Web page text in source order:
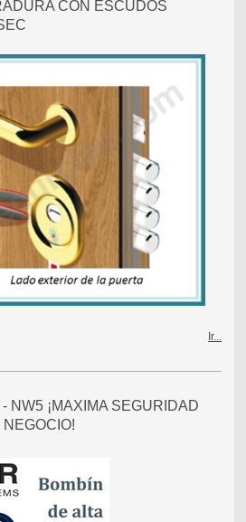
CON ESCUDOS
Ir...
NW5 ¡MAXIMA SEGURIDAD